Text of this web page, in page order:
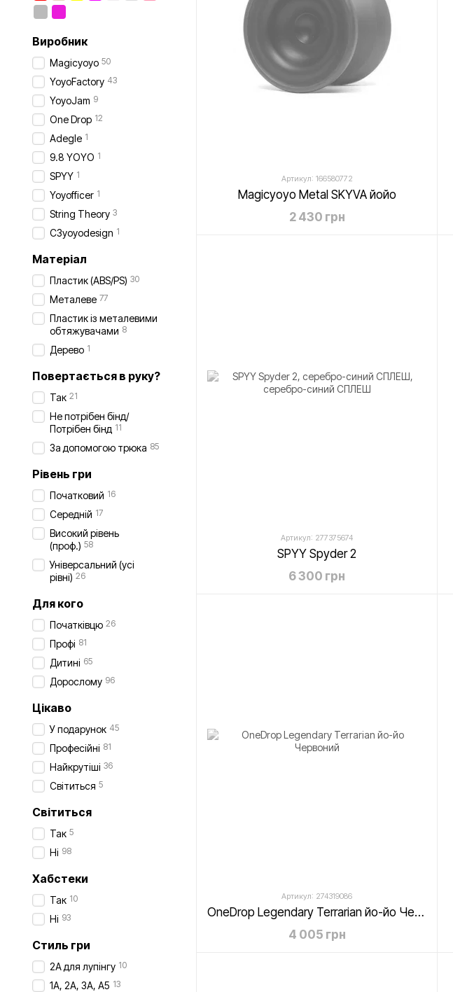
Артикул: 166580772
Magicyoyo Metal SKYVA йойо
2 430 грн
Артикул: 277375674
SPYY Spyder 2
6 300 грн
Артикул: 274319086
OneDrop Legendary Terrarian йо-йо Червоний
4 005 грн
Виробник
Magicyoyo 50
YoyoFactory 43
YoyoJam 9
One Drop 12
Adegle 1
9.8 YOYO 1
SPYY 1
Yoyofficer 1
String Theory 3
C3yoyodesign 1
Матеріал
Пластик (ABS/PS) 30
Металеве 77
Пластик із металевими
обтяжувачами 8
Дерево 1
Повертається в руку?
Так 21
Не потрібен бінд/
Потрібен бінд 11
За допомогою трюка 85
Рівень гри
Початковий 16
Середній 17
Високий рівень
(проф.) 58
Універсальний (усі
рівні) 26
Для кого
Початківцю 26
Профі 81
Дитині 65
Дорослому 96
Цікаво
У подарунок 45
Професійні 81
Найкрутіші 36
Світиться 5
Світиться
Так 5
Ні 98
Хабстеки
Так 10
Ні 93
Стиль гри
2А для лупінгу 10
1А, 2А, 3А, А5 13